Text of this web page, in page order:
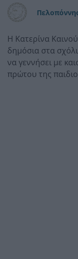
Η Κατερίνα
δημόσια στα
να γεννήσει με
πρώτου της